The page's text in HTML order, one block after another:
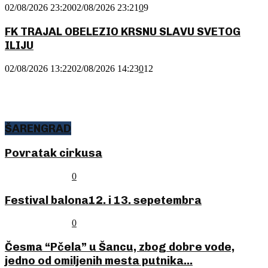
02/08/2026 23:2002/08/2026 23:2109
FK TRAJAL OBELEZIO KRSNU SLAVU SVETOG
ILIJU
02/08/2026 13:2202/08/2026 14:23012
ŠARENGRAD
Povratak
cirkusa
Povratak cirkusa
0
Festival
balona12.
sepetembra
Festival balona12. i 13. sepetembra
0
Česma
“Pčela”
Česma “Pčela” u Šancu, zbog dobre vode,
jedno od omiljenih mesta putnika...